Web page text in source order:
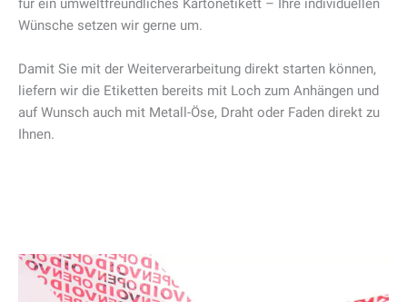
für ein umweltfreundliches Kartonetikett – Ihre individuellen
Wünsche setzen wir gerne um.
Damit Sie mit der Weiterverarbeitung direkt starten können,
liefern wir die Etiketten bereits mit Loch zum Anhängen und
auf Wunsch auch mit Metall-Öse, Draht oder Faden direkt zu
Ihnen.